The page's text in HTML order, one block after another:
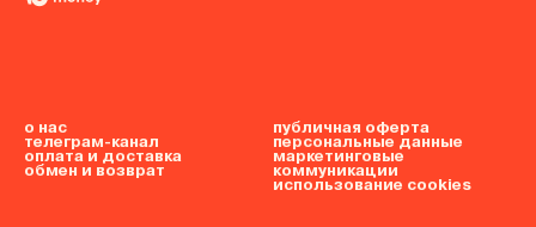
о нас
телеграм-канал
оплата и доставка
обмен и возврат
публичная оферта
персональные данные
маркетинговые
коммуникации
использование cookies